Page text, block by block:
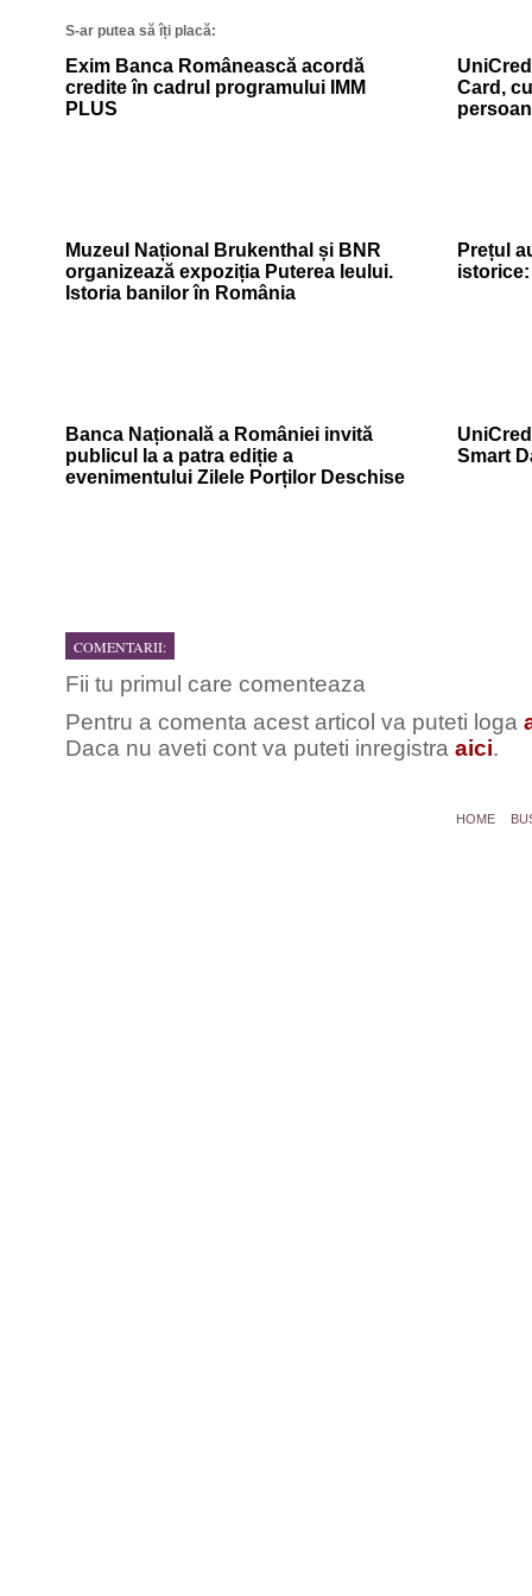
S-ar putea să îți placă:
Exim Banca Românească acordă
credite în cadrul programului IMM
PLUS
Card,
Muzeul Național Brukenthal și BNR
organizează expoziția Puterea leului.
Istoria banilor în România
Prețul
Banca Națională a României invită
publicul la a patra ediție a
evenimentului Zilele Porților Deschise
Smart
COMENTARII:
Fii tu primul care comenteaza
Pentru a comenta acest articol va puteti loga
Daca nu aveti cont va puteti inregistra aici.
HOME